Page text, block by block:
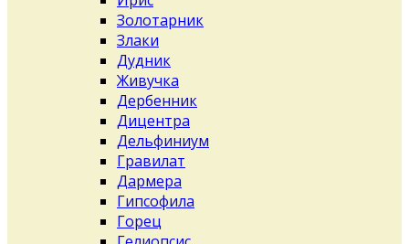
Золотарник
Злаки
Дудник
Живучка
Дербенник
Дицентра
Дельфиниум
Гравилат
Дармера
Гипсофила
Горец